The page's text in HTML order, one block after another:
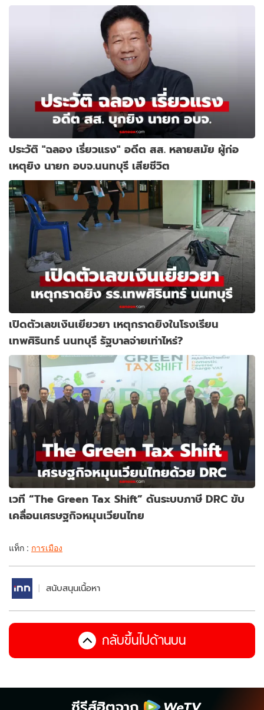
ประวัติ "ฉลอง เรี่ยวแรง" อดีต สส. หลายสมัย ผู้ก่อ
เหตุยิง นายก อบจ.นนทบุรี เสียชีวิต
เปิดตัวเลขเงินเยียวยา เหตุกราดยิงในโรงเรียน
เทพศิรินทร์ นนทบุรี รัฐบาลจ่ายเท่าไหร่?
เวที “The Green Tax Shift” ดันระบบภาษี DRC ขับ
เคลื่อนเศรษฐกิจหมุนเวียนไทย
แท็ก : การเมือง
สนับสนุนเนื้อหา
กลับขึ้นไปด้านบน